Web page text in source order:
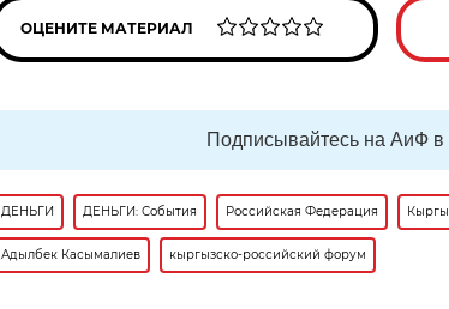
ОЦЕНИТЕ МАТЕРИАЛ
Подписывайтесь на АиФ в
ДЕНЬГИ ДЕНЬГИ: События Российская Федерация
Адылбек Касымалиев кыргызско-российский форум